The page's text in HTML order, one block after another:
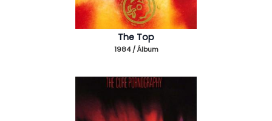
The Top
1984 / Álbum